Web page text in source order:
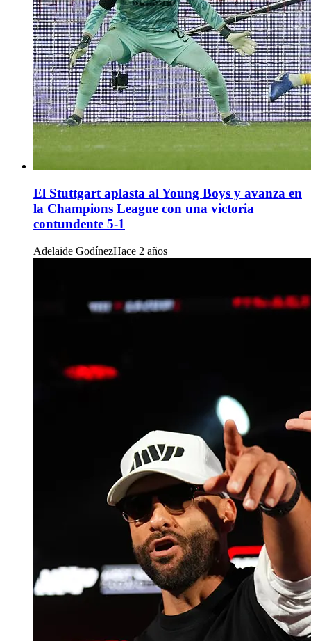
El Stuttgart aplasta al Young Boys y avanza en
la Champions League con una victoria
contundente 5-1
Adelaide GodínezHace 2 años